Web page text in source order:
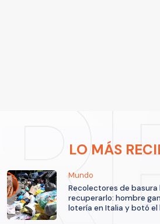
LO MÁS
Mundo
Recolectores de basura
recuperarlo: hombre
lotería en Italia y botó el